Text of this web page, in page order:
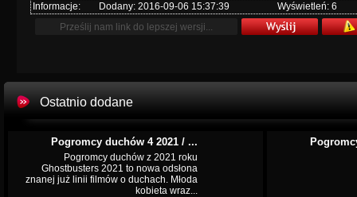
Informacje: Dodany: 2016-09-06 15:37:39 Wyświetleń: 6
Ostatnio dodane
Pogromcy duchów 4 2021 / ...
Pogromcy duchów z 2021 roku
Ghostbusters 2021 to nowa odsłona
znanej już linii filmów o duchach. Młoda
kobieta wraz...